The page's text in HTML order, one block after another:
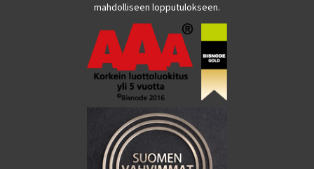
mahdolliseen lopputulokseen.